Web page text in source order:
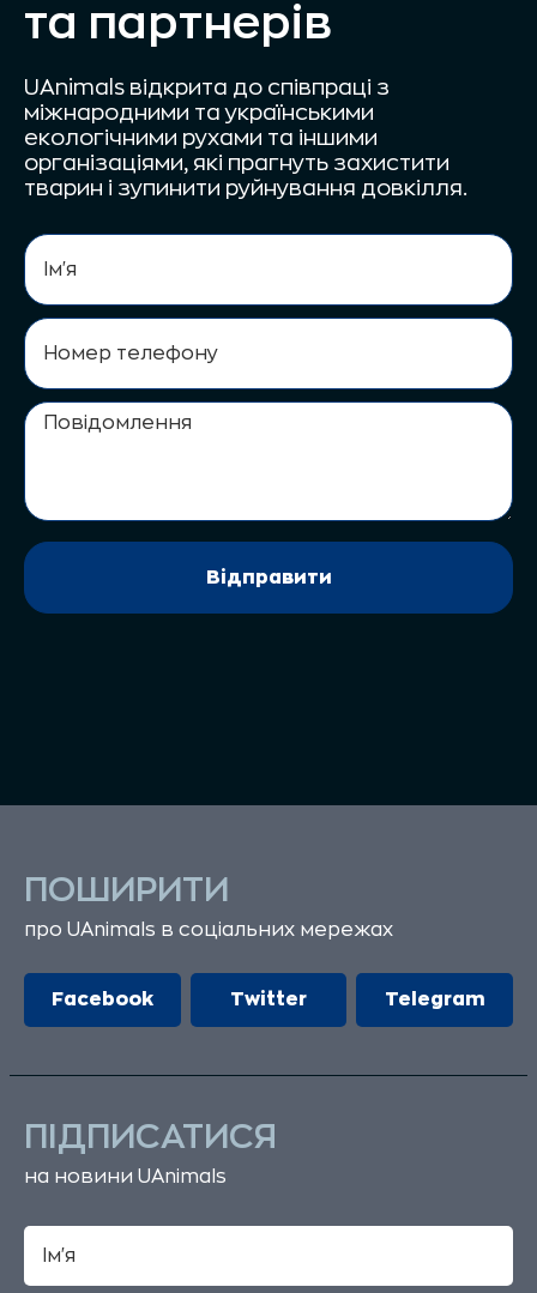
та партнерів
UAnimals відкрита до співпраці з
міжнародними та українськими
екологічними рухами та іншими
організаціями, які прагнуть захистити
тварин і зупинити руйнування довкілля.
ПОШИРИТИ
про UAnimals в соціальних мережах
Facebook Twitter Telegram
ПІДПИСАТИСЯ
на новини UAnimals